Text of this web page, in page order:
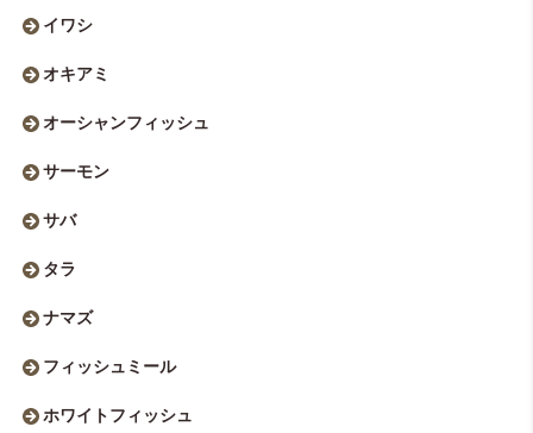
イワシ
オキアミ
オーシャンフィッシュ
サーモン
サバ
タラ
ナマズ
フィッシュミール
ホワイトフィッシュ